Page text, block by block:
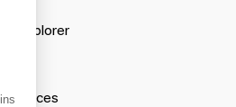
à explorer